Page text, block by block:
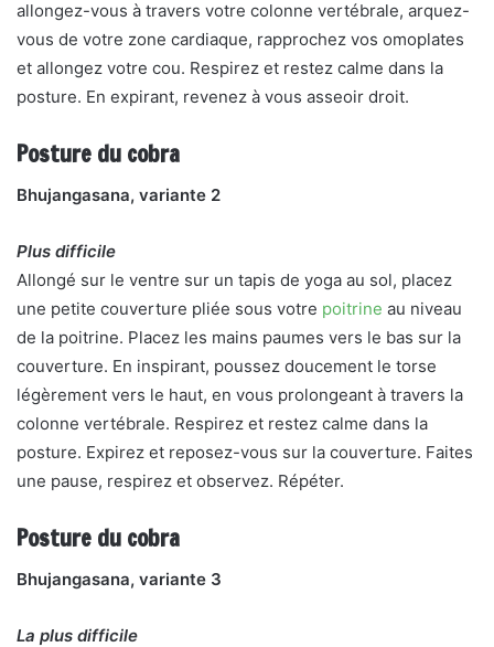
allongez-vous à travers votre colonne vertébrale, arquez-
vous de votre zone cardiaque, rapprochez vos omoplates
et allongez votre cou. Respirez et restez calme dans la
posture. En expirant, revenez à vous asseoir droit.
Posture du cobra
Bhujangasana, variante 2
Plus difficile
Allongé sur le ventre sur un tapis de yoga au sol, placez
une petite couverture pliée sous votre poitrine au niveau
de la poitrine. Placez les mains paumes vers le bas sur la
couverture. En inspirant, poussez doucement le torse
légèrement vers le haut, en vous prolongeant à travers la
colonne vertébrale. Respirez et restez calme dans la
posture. Expirez et reposez-vous sur la couverture. Faites
une pause, respirez et observez. Répéter.
Posture du cobra
Bhujangasana, variante 3
La plus difficile